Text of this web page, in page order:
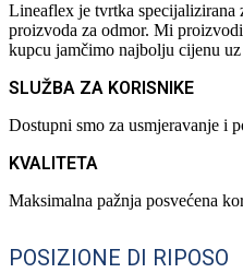
Lineaflex je tvrtka specijalizirana
proizvoda za odmor. Mi
kupcu jamčimo najbolju cijenu
SLUŽBA ZA KORISNIKE
Dostupni smo za usmjeravanje i
KVALITETA
Maksimalna pažnja posvećena
POSIZIONE DI RIPOSO